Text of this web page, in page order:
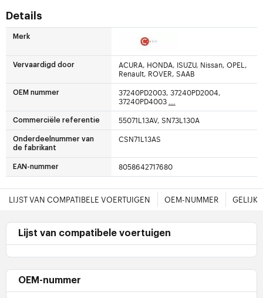
Details
Merk
Vervaardigd door
ACURA, HONDA, ISUZU, Nissan, OPEL,
Renault, ROVER, SAAB
OEM nummer
37240PD2003, 37240PD2004,
37240PD4003 ...
Commerciële referentie 55071L13AV, SN73L130A
Onderdeelnummer van
de fabrikant
CSN71L13AS
EAN-nummer 8058642717680
LIJST VAN COMPATIBELE VOERTUIGEN OEM-NUMMER
Lijst van compatibele voertuigen
OEM-nummer